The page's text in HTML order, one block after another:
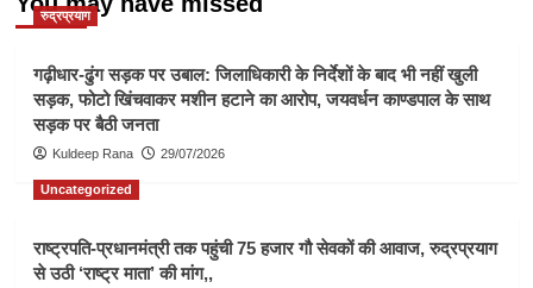
रुद्रप्रयाग
गढ़ीधार-ढुंग सड़क पर उबाल: जिलाधिकारी के निर्देशों के बाद भी नहीं खुली
सड़क, फोटो खिंचवाकर मशीन हटाने का आरोप, जयवर्धन काण्डपाल के साथ
सड़क पर बैठी जनता
Kuldeep Rana 29/07/2026
Uncategorized
राष्ट्रपति-प्रधानमंत्री तक पहुंची 75 हजार गौ सेवकों की आवाज, रुद्रप्रयाग
से उठी ‘राष्ट्र माता’ की मांग,,